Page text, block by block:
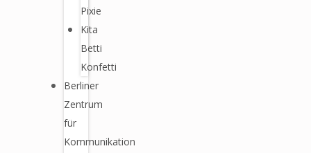
Pixie
Kita
Betti
Konfetti
Berliner
Zentrum
für
Kommunikation